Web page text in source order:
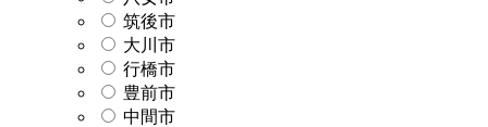
筑後市
大川市
行橋市
豊前市
中間市